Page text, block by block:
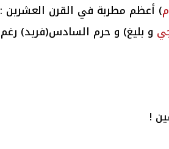
) أعظم مطربة في القرن العشرين :
و بليغ) و حرم السادس(فريد) رغم
!